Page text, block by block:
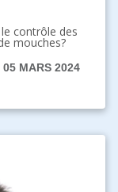
contrôle des
mouches?
05 MARS 2024